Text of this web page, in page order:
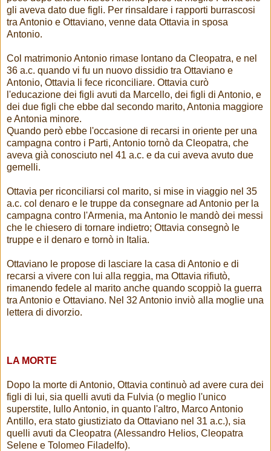
gli aveva dato due figli. Per rinsaldare i rapporti burrascosi
tra Antonio e Ottaviano, venne data Ottavia in sposa
Antonio.
Col matrimonio Antonio rimase lontano da Cleopatra, e nel
36 a.c. quando vi fu un nuovo dissidio tra Ottaviano e
Antonio, Ottavia li fece riconciliare. Ottavia curò
l'educazione dei figli avuti da Marcello, dei figli di Antonio, e
dei due figli che ebbe dal secondo marito, Antonia maggiore
e Antonia minore.
Quando però ebbe l'occasione di recarsi in oriente per una
campagna contro i Parti, Antonio tornò da Cleopatra, che
aveva già conosciuto nel 41 a.c. e da cui aveva avuto due
gemelli.
Ottavia per riconciliarsi col marito, si mise in viaggio nel 35
a.c. col denaro e le truppe da consegnare ad Antonio per la
campagna contro l'Armenia, ma Antonio le mandò dei messi
che le chiesero di tornare indietro; Ottavia consegnò le
truppe e il denaro e tornò in Italia.
Ottaviano le propose di lasciare la casa di Antonio e di
recarsi a vivere con lui alla reggia, ma Ottavia rifiutò,
rimanendo fedele al marito anche quando scoppiò la guerra
tra Antonio e Ottaviano. Nel 32 Antonio inviò alla moglie una
lettera di divorzio.
LA MORTE
Dopo la morte di Antonio, Ottavia continuò ad avere cura dei
figli di lui, sia quelli avuti da Fulvia (o meglio l'unico
superstite, Iullo Antonio, in quanto l'altro, Marco Antonio
Antillo, era stato giustiziato da Ottaviano nel 31 a.c.), sia
quelli avuti da Cleopatra (Alessandro Helios, Cleopatra
Selene e Tolomeo Filadelfo).